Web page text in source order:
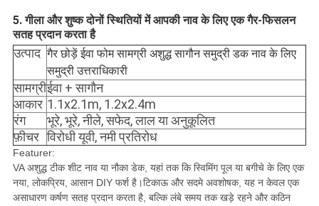
5. गीला और शुष्क दोनों स्थितियों में आपकी नाव के लिए एक गैर-फिसलन
सतह प्रदान करता है
उत्पाद गैर छोड़ें ईवा फोम सामग्री अशुद्ध सागौन समुद्री डक नाव के लिए
समुद्री उत्तराधिकारी
सामग्रीईवा + सागौन
आकार 1.1x2.1m, 1.2x2.4m
रंग
भूरे, भूरे, नीले, सफेद, लाल या अनुकूलित
फ़ीचर विरोधी यूवी, नमी प्रतिरोध
Featurer:
VA अशुद्ध टीक शीट नाव या नौका डेक, यहां तक ​​कि स्विमिंग पूल या बगीचे के लिए एक
नया, लोकप्रिय, आसान DIY फर्श है।टिकाऊ और सदमे अवशोषक, यह न केवल एक
असाधारण कर्षण सतह प्रदान करता है, बल्कि लंबे समय तक खड़े रहने और कठिन